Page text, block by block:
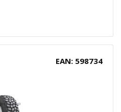
EAN: 598734